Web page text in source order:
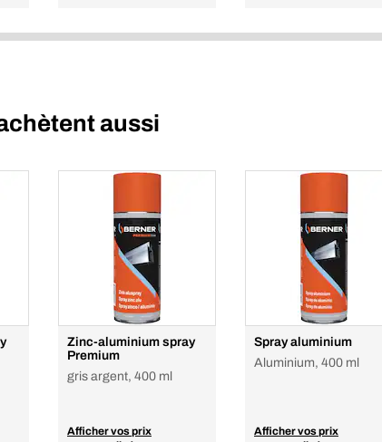
aussi
Zinc-aluminium spray
Premium
gris argent, 400 ml
Afficher vos prix
Spray aluminium
Aluminium, 400 ml
Afficher vos prix